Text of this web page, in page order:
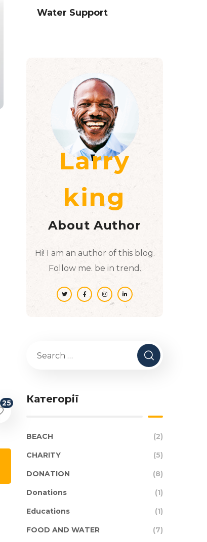
25
Water Support
Larry
king
About Author
Hi! I am an author of this blog.
Follow me. be in trend.
Категорії
BEACH (2)
CHARITY (5)
DONATION (8)
Donations (1)
Educations (1)
FOOD AND WATER (7)